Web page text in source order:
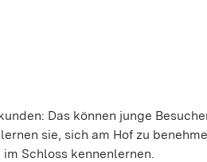
Das können junge
sie, sich am Hof zu
Schloss kennenlernen.